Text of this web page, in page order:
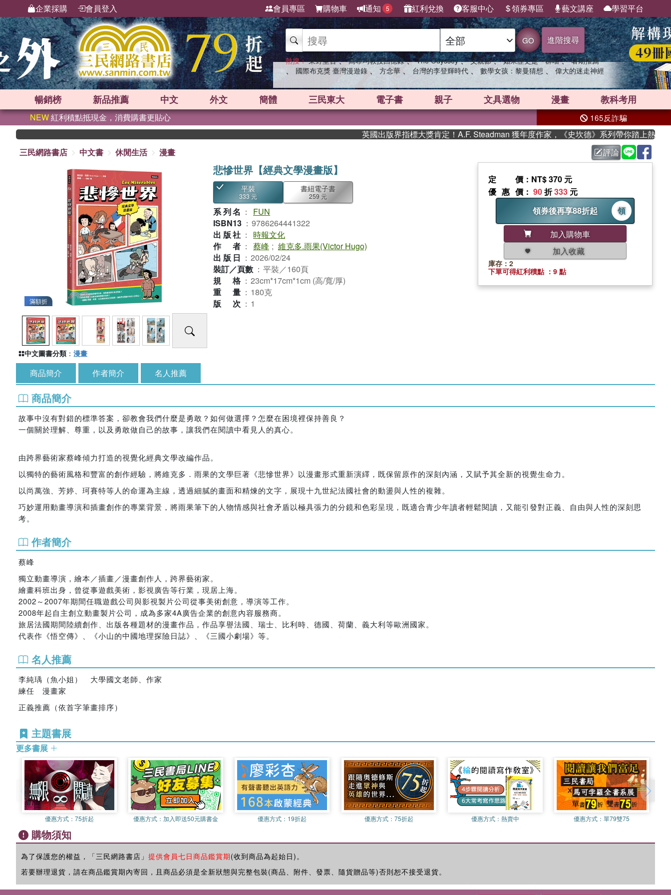
企業採購 會員登入 會員專區 購物車 通知 5 紅利兌換 客服中心 領券專區 藝文講座 學習平台
GO 進階搜尋
熱搜： 東野圭吾 、 高希均教授回憶錄 、 The Odyssey 、 父親節 、 如果歷史是一群喵 、 暑期推薦
、 國際布克獎 臺灣漫遊錄 、 方念華 、 台灣的李登輝時代 、 數學女孩：黎曼猜想 、 偉大的迷走神經
暢銷榜 新品推薦 中文 外文 簡體 三民東大 電子書 親子 文具選物 漫畫 教科考用
NEW紅利積點抵現金，消費購書更貼心 165反詐騙
英國出版界指標大獎肯定！A.F. Steadman 獲年度作家，《史坎德》系列帶你踏上熱血奇幻旅
三民網路書店
中文書 休閒生活 漫畫 評論
滿額折
悲慘世界【經典文學漫畫版】
平裝
333 元
書紐電子書
259 元
系列名 ：
FUN
ISBN13 ： 9786264441322
出版社 ：
時報文化
作者 ： 蔡峰 ; 維克多.雨果(Victor Hugo)
出版日 ： 2026/02/24
裝訂／頁數 ： 平裝／160頁
規格 ： 23cm*17cm*1cm (高/寬/厚)
重量 ： 180克
版次 ： 1
定價 ：NT$ 370 元
優惠價 ： 90折333 元
領券後再享88折起
領
加入購物車
加入收藏
庫存：2
下單可得紅利積點 ：9 點
中文圖書分類 ： 漫畫
商品簡介 作者簡介 名人推薦
商品簡介
故事中沒有對錯的標準答案，卻教會我們什麼是勇敢？如何做選擇？怎麼在困境裡保持善良？
一個關於理解、尊重，以及勇敢做自己的故事，讓我們在閱讀中看見人的真心。
由跨界藝術家蔡峰傾力打造的視覺化經典文學改編作品。
以獨特的藝術風格和豐富的創作經驗，將維克多．雨果的文學巨著《悲慘世界》以漫畫形式重新演繹，既保留原作的深刻內涵，又賦予其全新的視覺生命力。
以尚萬強、芳婷、珂賽特等人的命運為主線，透過細膩的畫面和精煉的文字，展現十九世紀法國社會的動盪與人性的複雜。
巧妙運用動畫導演和插畫創作的專業背景，將雨果筆下的人物情感與社會矛盾以極具張力的分鏡和色彩呈現，既適合青少年讀者輕鬆閱讀，又能引發對正義、自由與人性的深刻思
考。
作者簡介
蔡峰
獨立動畫導演，繪本／插畫／漫畫創作人，跨界藝術家。
繪畫科班出身，曾從事遊戲美術，影視廣告等行業，現居上海。
2002～2007年期間任職遊戲公司與影視製片公司從事美術創意，導演等工作。
2008年起自主創立動畫製片公司，成為多家4A廣告企業的創意內容服務商。
旅居法國期間陸續創作、出版各種題材的漫畫作品，作品享譽法國、瑞士、比利時、德國、荷蘭、義大利等歐洲國家。
代表作《悟空傳》、《小山的中國地理探險日誌》、《三國小劇場》等。
名人推薦
李純瑀（魚小姐） 大學國文老師、作家
練任 漫畫家
正義推薦（依首字筆畫排序）
主題書展
更多書展
優惠方式： 75折起 優惠方式： 加入即送50元購書金 優惠方式： 19折起 優惠方式： 75折起 優惠方式： 熱賣中 優惠方式：單79雙75
購物須知
為了保護您的權益，「三民網路書店」 提供會員七日商品鑑賞期(收到商品為起始日)。
若要辦理退貨，請在商品鑑賞期內寄回，且商品必須是全新狀態與完整包裝(商品、附件、發票、隨貨贈品等)否則恕不接受退貨。